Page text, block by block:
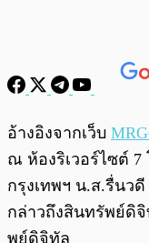
พร้อมเล่น
อ้างอิงจากเว็บ
ณ ห้องริเวอร์ไซต์
กรุงเทพฯ น.ส.รื่นว
กล่าวถึงสินทรัพย์ดิ
พย์ดิจิทัล